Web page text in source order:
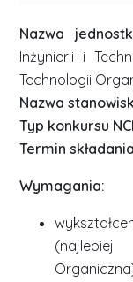
Nazwa
Inżynierii i
Technologii
Nazwa
Typ konkursu
Termin
Wymagania:
(najlepiej